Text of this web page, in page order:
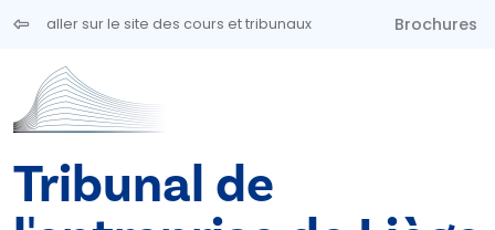
Aller au contenu principal
aller sur le site des cours et tribunaux Brochures
Tribunal de